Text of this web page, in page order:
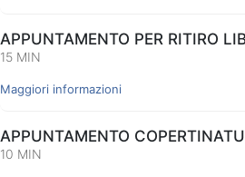
APPUNTAMENTO PER RITIRO
15 MIN
Maggiori informazioni
APPUNTAMENTO
10 MIN